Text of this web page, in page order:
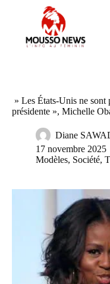
» Les États-Unis ne sont
présidente », Michelle
Diane
17 novembre 2025
Modèles, Société,